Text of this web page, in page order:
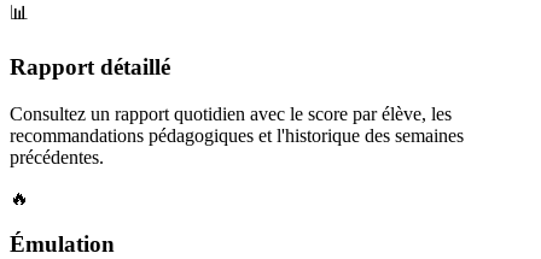
📊
Rapport détaillé
Consultez un rapport quotidien avec le score par élève, les
recommandations pédagogiques et l'historique des semaines
précédentes.
🔥
Émulation